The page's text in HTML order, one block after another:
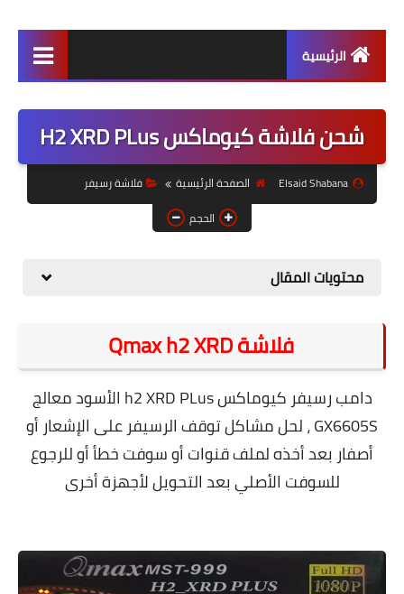
الرئيسية
برامج وتطبيقات
حل مشاكل الهواتف الذكية
تحديث الرسيفرات
أدعية إسلامية
قصة وعبرة
حماية
أخبار وتكنولوجيا
أدوات كهربائية
كوميدي
شحن فلاشة كيوماكس H2 XRD PLus
Elsaid Shabana الصفحة الرئيسية
فلاشة رسيفر
الحجم
محتويات المقال
فلاشة Qmax h2 XRD
دامب رسيفر كيوماكس h2 XRD PLus الأسود معالج
GX6605S ، لحل مشاكل توقف الرسيفر على الإشعار أو
أصفار بعدأخذه لملف قنوات أو سوفت خطأ أو للرجوع
للسوفت الأصلي بعد التحويل لأجهزة أخرى